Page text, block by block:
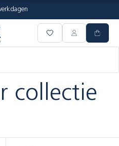
collectie